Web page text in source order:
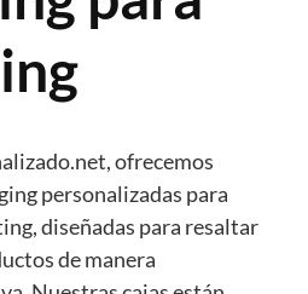
ofrecemos
personalizadas para
diseñadas para resaltar
de manera